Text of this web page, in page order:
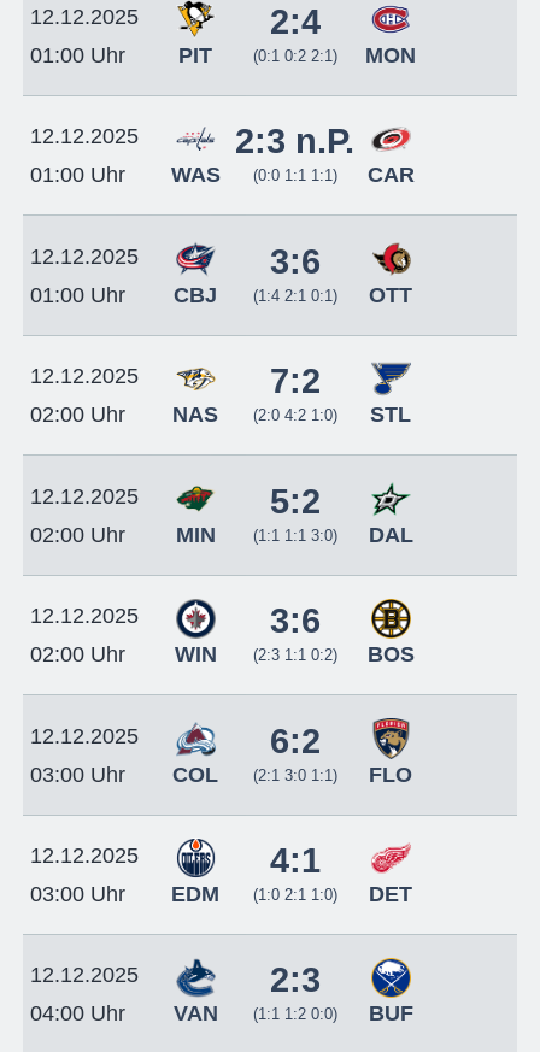
12.12.2025
01:00 Uhr
PIT
2:4
(0:1 0:2 2:1) MON
12.12.2025
01:00 Uhr
WAS
2:3 n.P.
(0:0 1:1 1:1) CAR
12.12.2025
01:00 Uhr
CBJ
3:6
(1:4 2:1 0:1) OTT
12.12.2025
02:00 Uhr
NAS
7:2
(2:0 4:2 1:0) STL
12.12.2025
02:00 Uhr
MIN
5:2
(1:1 1:1 3:0) DAL
12.12.2025
02:00 Uhr
WIN
3:6
(2:3 1:1 0:2) BOS
12.12.2025
03:00 Uhr
COL
6:2
(2:1 3:0 1:1) FLO
12.12.2025
03:00 Uhr
EDM
4:1
(1:0 2:1 1:0) DET
12.12.2025
04:00 Uhr
VAN
2:3
(1:1 1:2 0:0) BUF